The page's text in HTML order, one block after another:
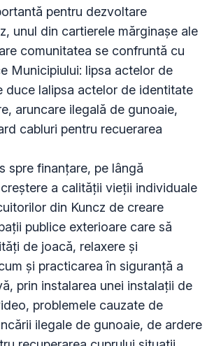
pentru dezvoltare
unul din cartierele mărginașe ale
comunitatea se confruntă cu
Municipiului: lipsa actelor de
duce lalipsa actelor de identitate
aruncare ilegală de gunoaie,
cabluri pentru recuerarea
spre finanțare, pe lângă
a calității vieții individuale
din Kuncz de creare
publice exterioare care să
de joacă, relaxere și
și practicarea în siguranță a
prin instalarea unei instalații de
problemele cauzate de
ilegale de gunoaie, de ardere